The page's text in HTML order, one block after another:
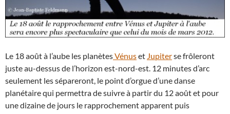
Le 18 août à l’aube les planètesVénuset Jupiterse frôleront
juste au-dessus de l’horizon est-nord-est. 12 minutes d’arc
seulement les sépareront, le point d’orgue d’une danse
planétaire qui permettra de suivre à partir du 12 août et pour
une dizaine de jours le rapprochement apparent puis